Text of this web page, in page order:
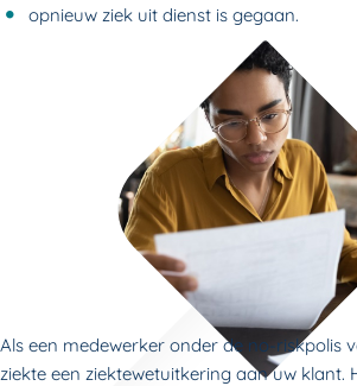
opnieuw ziek uit dienst is gegaan.
Als een medewerker onder de no-riskpolis
ziekte een ziektewetuitkering aan uw klant.